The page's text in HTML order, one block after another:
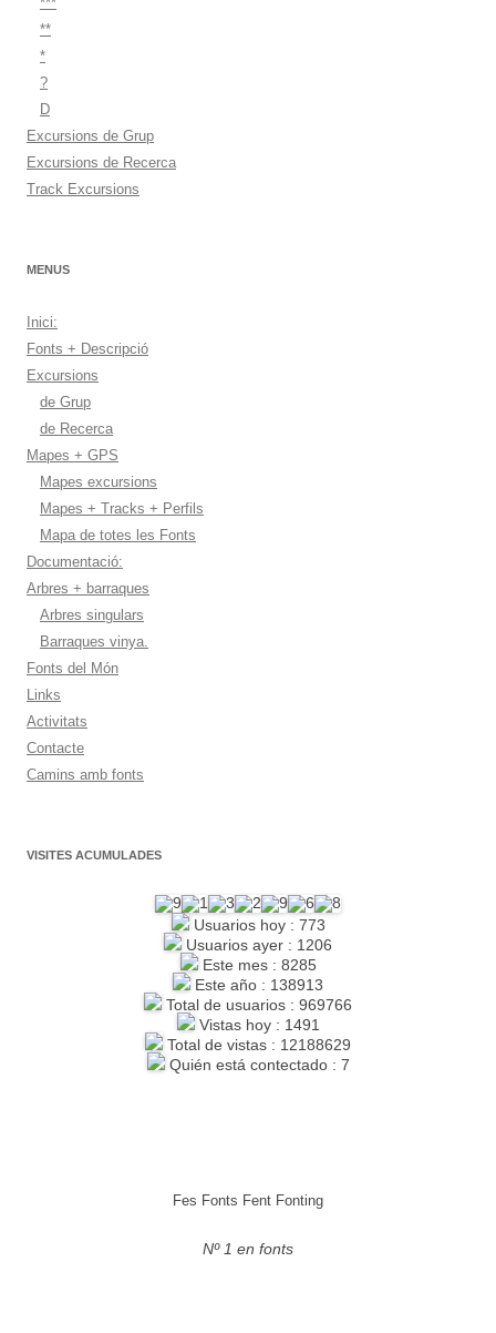
**
*
?
D
Excursions de Grup
Excursions de Recerca
Track Excursions
MENUS
Inici:
Fonts + Descripció
Excursions
de Grup
de Recerca
Mapes + GPS
Mapes excursions
Mapes + Tracks + Perfils
Mapa de totes les Fonts
Documentació:
Arbres + barraques
Arbres singulars
Barraques vinya.
Fonts del Món
Links
Activitats
Contacte
Camins amb fonts
VISITES ACUMULADES
Usuarios hoy : 773
Usuarios ayer : 1206
Este mes : 8285
Este año : 138913
Total de usuarios : 969766
Vistas hoy : 1491
Total de vistas : 12188629
Quién está contectado : 7
Fes Fonts Fent Fonting
Nº 1 en fonts